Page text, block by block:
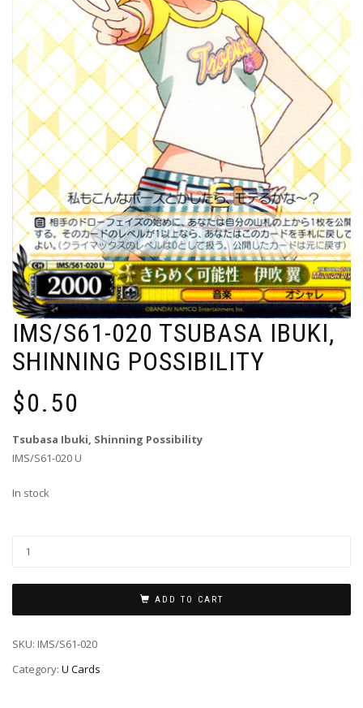
IMS/S61-020 TSUBASA IBUKI,
SHINNING POSSIBILITY
$0.50
Tsubasa Ibuki, Shinning Possibility
IMS/S61-020 U
In stock
ADD TO CART
SKU: IMS/S61-020
Category: U Cards